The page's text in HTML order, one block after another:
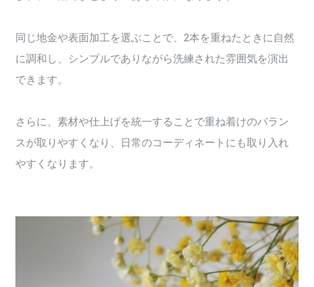
同じ地金や表面加工を選ぶことで、2本を重ねたときに自然
に調和し、シンプルでありながら洗練された雰囲気を演出
できます。
さらに、素材や仕上げを統一することで重ね着けのバラン
スが取りやすくなり、日常のコーディネートにも取り入れ
やすくなります。